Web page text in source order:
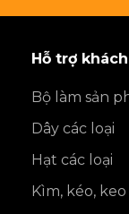
Hỗ trợ
Bộ làm sản
Dây các loại
Hạt các loại
Kìm, kéo,